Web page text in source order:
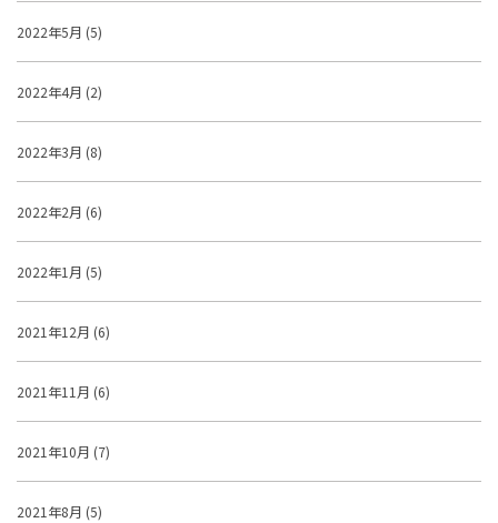
2022年5月 (5)
2022年4月 (2)
2022年3月 (8)
2022年2月 (6)
2022年1月 (5)
2021年12月 (6)
2021年11月 (6)
2021年10月 (7)
2021年8月 (5)